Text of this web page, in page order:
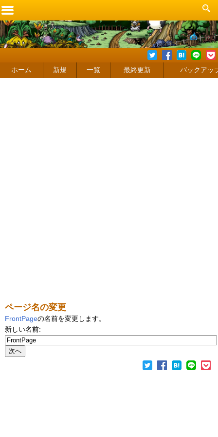
ホーム 新規 一覧 最終更新 バックアッ
ページ名の変更
FrontPageの名前を変更します。
新しい名前: